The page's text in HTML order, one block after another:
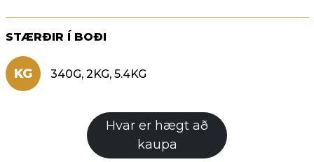
STÆRÐIR Í BOÐI
KG 340G, 2KG, 5.4KG
Hvar er hægt að
kaupa